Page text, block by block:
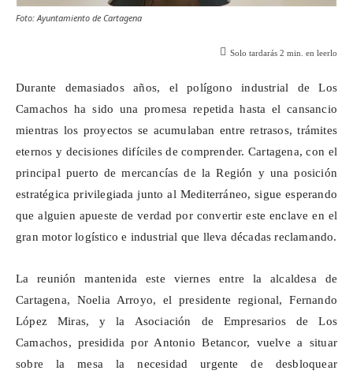
Foto: Ayuntamiento de Cartagena
Solo tardarás 2 min. en leerlo
Durante demasiados años, el polígono industrial de Los
Camachos ha sido una promesa repetida hasta el cansancio
mientras los proyectos se acumulaban entre retrasos, trámites
eternos y decisiones difíciles de comprender. Cartagena, con el
principal puerto de mercancías de la Región y una posición
estratégica privilegiada junto al Mediterráneo, sigue esperando
que alguien apueste de verdad por convertir este enclave en el
gran motor logístico e industrial que lleva décadas reclamando.
La reunión mantenida este viernes entre la alcaldesa de
Cartagena, Noelia Arroyo, el presidente regional, Fernando
López Miras, y la Asociación de Empresarios de Los
Camachos, presidida por Antonio Betancor, vuelve a situar
sobre la mesa la necesidad urgente de desbloquear